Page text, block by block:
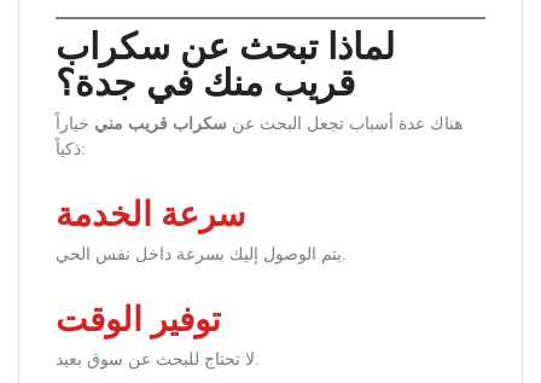
لماذا تبحث عن سكراب
قريب منك في جدة؟
هناك عدة أسباب تجعل البحث عن سكراب قريب مني خياراً
ذكياً:
سرعة الخدمة
يتم الوصول إليك بسرعة داخل نفس الحي.
توفير الوقت
لا تحتاج للبحث عن سوق بعيد.